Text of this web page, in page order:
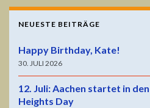
NEUESTE BEITRÄGE
Happy Birthday, Kate!
30. JULI 2026
12. Juli: Aachen startet in
Heights Day